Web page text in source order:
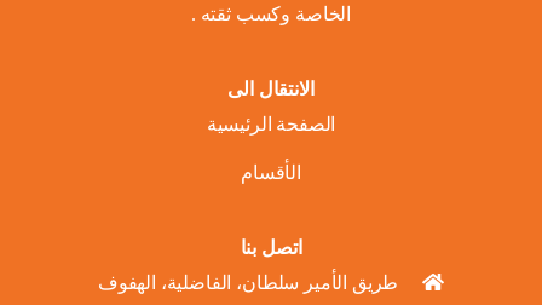
الخاصة وكسب ثقته .
الانتقال الى
الصفحة الرئيسية
الأقسام
اتصل بنا
طريق الأمير سلطان، الفاضلية، الهفوف